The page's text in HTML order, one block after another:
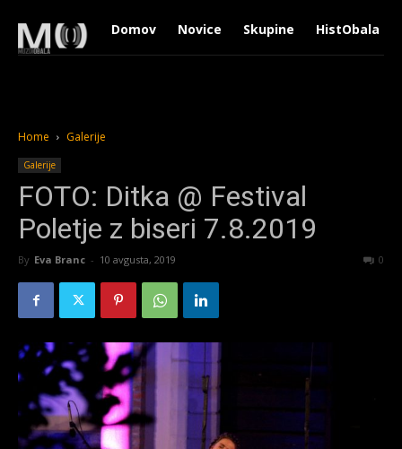
Domov Novice Skupine HistObala
Home Galerije
Galerije
FOTO: Ditka @ Festival
Poletje z biseri 7.8.2019
By Eva Branc - 10 avgusta, 2019 0